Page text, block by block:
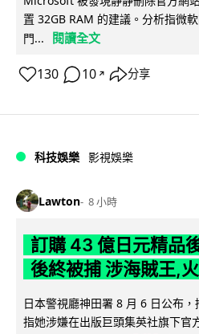
置 32GB RAM 的建議。分析指微
門...
閱讀全文
130 10 ↗ 分享
科技娛樂 影視娛樂
Lawton 8 小時
訂購 43 億日元精品
後終被捕 涉海賊王,
日本警視廳神田署 8 月 6 日公布，
指她涉嫌在出版巨頭集英社旗下官